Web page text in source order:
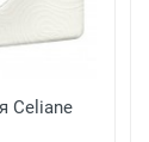
Celiane